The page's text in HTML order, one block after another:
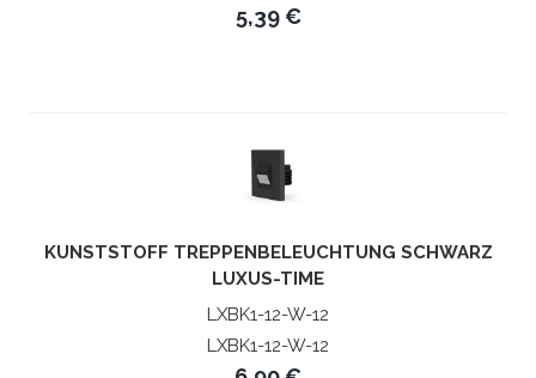
5,39 €
KUNSTSTOFF TREPPENBELEUCHTUNG SCHWARZ
LUXUS-TIME
LXBK1-12-W-12
LXBK1-12-W-12